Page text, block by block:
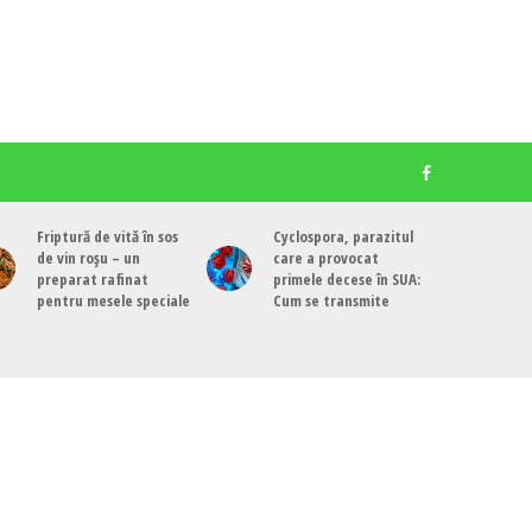
Friptură de vită în sos
de vin roșu – un
preparat rafinat
pentru mesele speciale
Cyclospora, parazitul
care a provocat
primele decese în SUA:
Cum se transmite